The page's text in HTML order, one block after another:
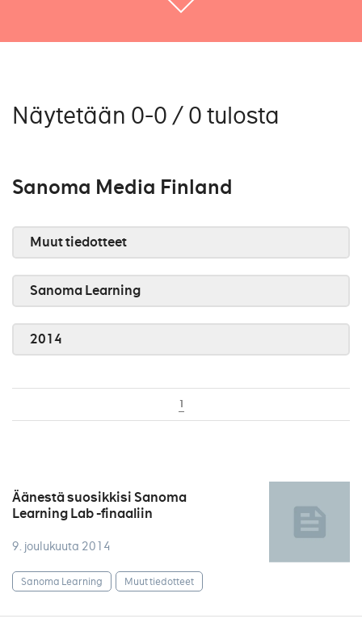
Näytetään 0-0 / 0 tulosta
Sanoma Media Finland
Muut tiedotteet
Sanoma Learning
2014
1
Äänestä suosikkisi Sanoma
Learning Lab -finaaliin
9. joulukuuta 2014
Sanoma Learning Muut tiedotteet